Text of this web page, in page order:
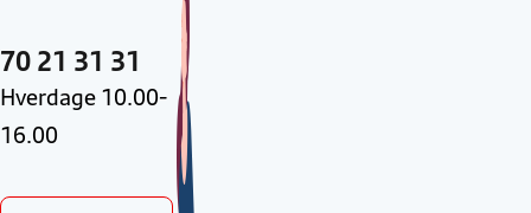
70 21 31 31
Hverdage 10.00-
16.00